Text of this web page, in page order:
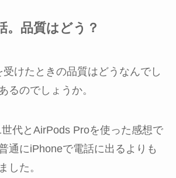
。品質はどう？
けたときの品質はどうなんでし
るのでしょうか。
代とAirPods Proを使った感想で
通にiPhoneで電話に出るよりも
した。